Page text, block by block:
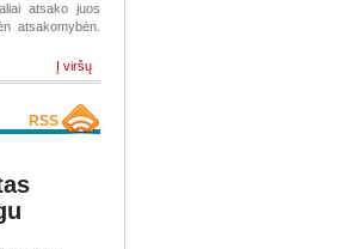
atsako juos
atsakomybėn.
Į viršų
RSS